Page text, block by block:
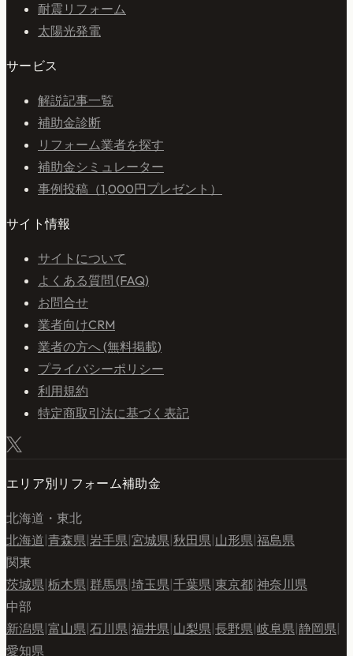
耐震リフォーム
太陽光発電
サービス
解説記事一覧
補助金診断
リフォーム業者を探す
補助金シミュレーター
事例投稿（1,000円プレゼント）
サイト情報
サイトについて
よくある質問 (FAQ)
お問合せ
業者向けCRM
業者の方へ (無料掲載)
プライバシーポリシー
利用規約
特定商取引法に基づく表記
エリア別リフォーム補助金
北海道・東北
北海道 青森県 岩手県 宮城県 秋田県 山形県 福島県
関東
茨城県 栃木県 群馬県 埼玉県 千葉県 東京都 神奈川県
中部
新潟県 富山県 石川県 福井県 山梨県 長野県 岐阜県 静岡県
愛知県